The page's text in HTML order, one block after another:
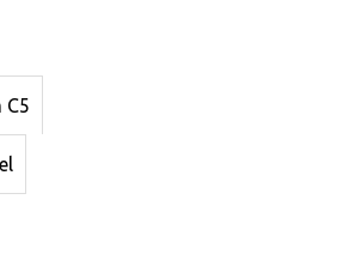
C5